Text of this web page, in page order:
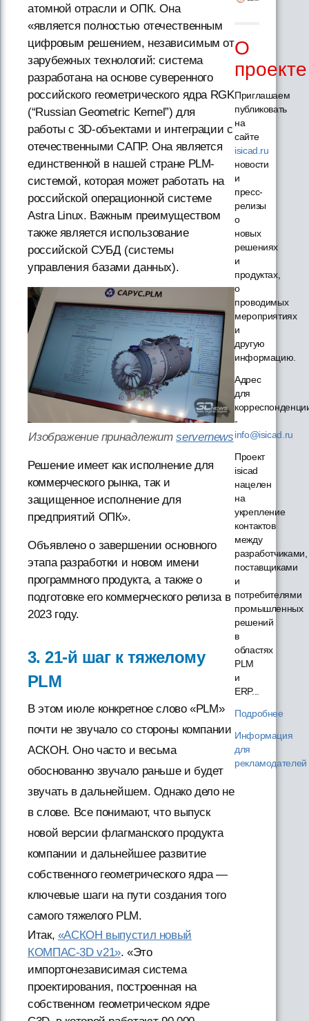
атомной отрасли и ОПК. Она
«является полностью отечественным
цифровым решением, независимым от
зарубежных технологий: система
разработана на основе суверенного
российского геометрического ядра RGK
(“Russian Geometric Kernel”) для
работы с 3D-объектами и интеграции с
отечественными САПР. Она является
единственной в нашей стране PLM-
системой, которая может работать на
российской операционной системе
Astra Linux. Важным преимуществом
также является использование
российской СУБД (системы
управления базами данных).
Изображение принадлежитservernews
Решение имеет как исполнение для
коммерческого рынка, так и
защищенное исполнение для
предприятий ОПК».
Объявлено о завершении основного
этапа разработки и новом имени
программного продукта, а также о
подготовке его коммерческого релиза в
2023 году.
3. 21-й шаг к тяжелому
PLM
В этом июле конкретное слово «PLM»
почти не звучало со стороны компании
АСКОН. Оно часто и весьма
обоснованно звучало раньше и будет
звучать в дальнейшем. Однако дело не
в слове. Все понимают, что выпуск
новой версии флагманского продукта
компании и дальнейшее развитие
собственного геометрического ядра —
ключевые шаги на пути создания того
самого тяжелого PLM.
Итак, «АСКОН выпустил новый
КОМПАС-3D v21». «Это
импортонезависимая система
проектирования, построенная на
собственном геометрическом ядре
О
проекте
Приглашаем
публиковать
на
сайте
isicad.ru
новости
и
пресс-
релизы
о
новых
решениях
и
продуктах,
о
проводимых
мероприятиях
и
другую
информацию.
Адрес
для
-
info@isicad.ru
Проект
isicad
нацелен
на
укрепление
контактов
между
разработчиками,
поставщиками
и
потребителями
промышленных
решений
в
областях
PLM
и
ERP...
Подробнее
Информация
для
рекламодателей